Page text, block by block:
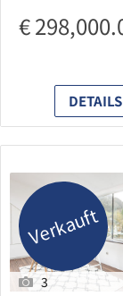
€
DETAILS
Verkauft
3